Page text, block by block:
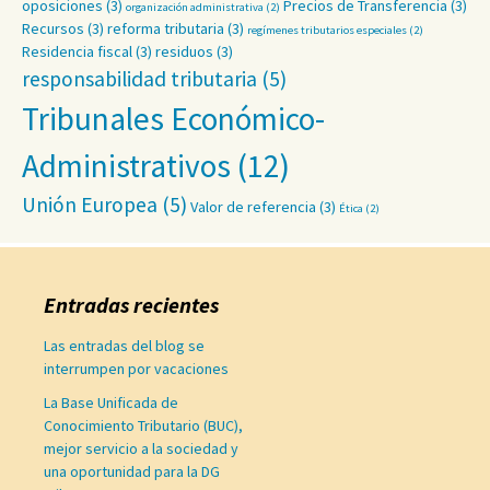
oposiciones (3) organización administrativa (2) Precios de Transferencia (3)
Recursos (3) reforma tributaria (3) regímenes tributarios especiales (2)
Residencia fiscal(3) residuos (3)
responsabilidad tributaria (5)
Tribunales Económico-
Administrativos (12)
Unión Europea (5) Valor de referencia (3) Ética (2)
Entradas recientes
Las entradas del blog se
interrumpen por vacaciones
La Base Unificada de
Conocimiento Tributario (BUC),
mejor servicio a la sociedad y
una oportunidad para la DG